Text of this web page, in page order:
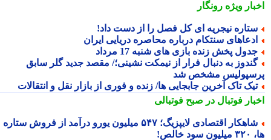
ویژهرونگار
نیجریه ای کل فصل را از دست داد!
سنتکام درباره محاصره دریایی ایران
پخش زنده بازی های شنبه 17 مرداد
به دنبال فرار از نیمکت نشینی؛/ مقصد جدید گلر سابق
مشخص شد
تاک آخرین جابجایی ها/ زنده و فوری از بازار نقل و انتقالات
فوتبال در صبح فوتبالی
شاهکار اقتصادی لایپزیگ؛ ۵۴۷ میلیون یورو درآمد از فروش ستاره